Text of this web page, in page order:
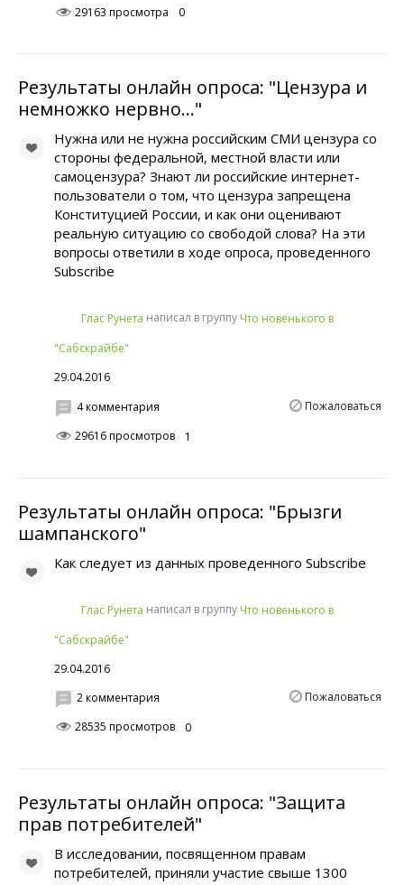
29163 просмотра
0
Результаты онлайн опроса: "Цензура и
немножко нервно..."
Нужна или не нужна российским СМИ цензура со
стороны федеральной, местной власти или
самоцензура? Знают ли российские интернет-
пользователи о том, что цензура запрещена
Конституцией России, и как они оценивают
реальную ситуацию со свободой слова? На эти
вопросы ответили в ходе опроса, проведенного
Subscribe
Глас Рунета написал в группу Что новенького в
"Сабскрайбе"
29.04.2016
Пожаловаться
4 комментария
29616 просмотров
1
Результаты онлайн опроса: "Брызги
шампанского"
Как следует из данных проведенного Subscribe
Глас Рунета написал в группу Что новенького в
"Сабскрайбе"
29.04.2016
Пожаловаться
2 комментария
28535 просмотров
0
Результаты онлайн опроса: "Защита
прав потребителей"
В исследовании, посвященном правам
потребителей, приняли участие свыше 1300